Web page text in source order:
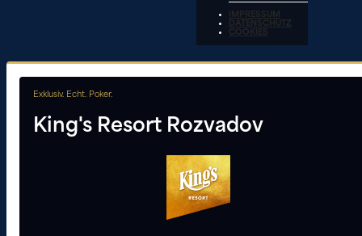
IMPRESSUM
DATENSCHUTZ
COOKIES
Exklusiv. Echt. Poker.
King's Resort Rozvadov